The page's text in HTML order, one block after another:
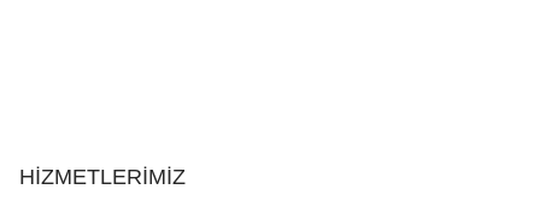
HİZMETLERİMİZ